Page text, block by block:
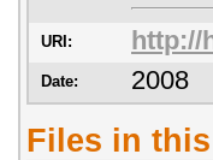
URI: http://
Date: 2008
Files in